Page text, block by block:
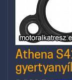
Athena